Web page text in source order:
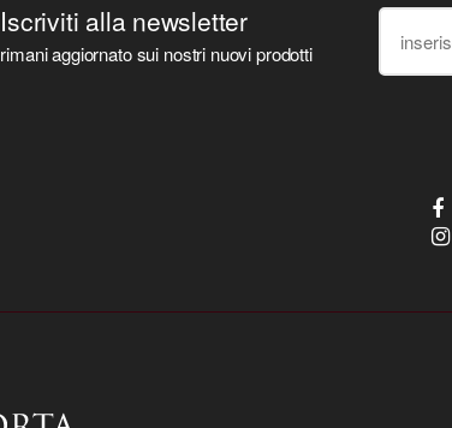
Iscriviti alla newsletter
rimani aggiornato sui nostri nuovi prodotti